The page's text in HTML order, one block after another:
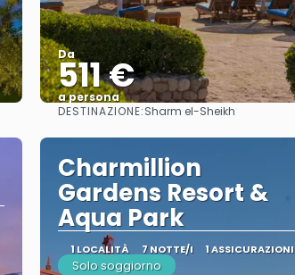
Da
511 €
a persona
Vedere
DESTINAZIONE:Sharm el-Sheikh
Charmillion
Gardens Resort &
Aqua Park
1 LOCALITÀ 7 NOTTE/I 1 ASSICURAZIONI
Solo soggiorno